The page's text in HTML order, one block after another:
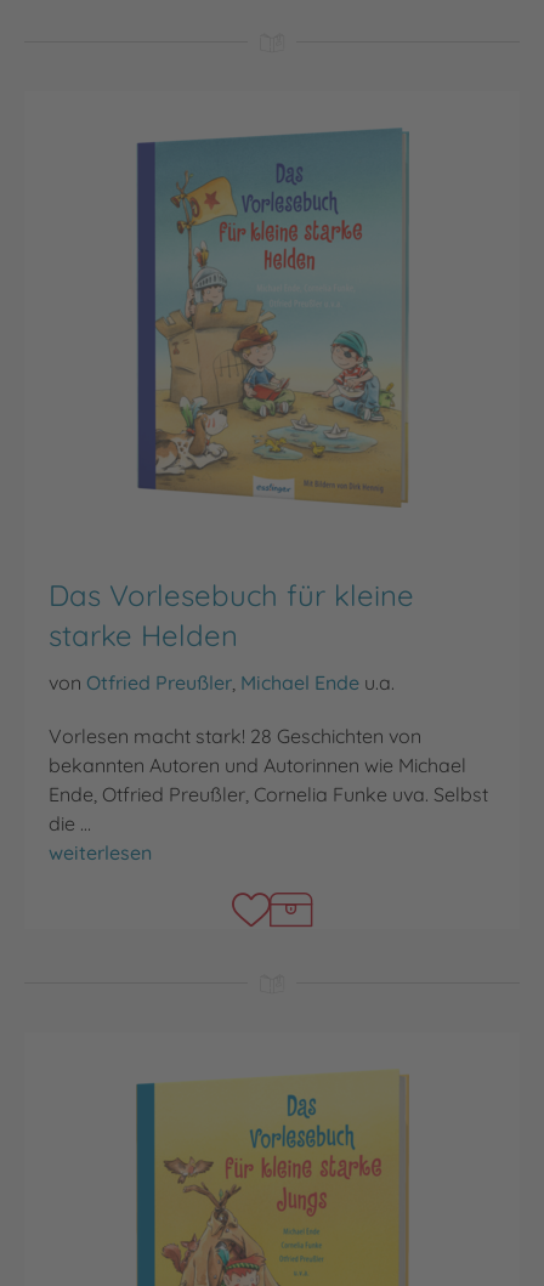
Das Vorlesebuch für kleine
starke Helden
von Otfried Preußler Michael Ende u.a.
Vorlesen macht stark! 28 Geschichten von
bekannten Autoren und Autorinnen wie Michael
Ende, Otfried Preußler, Cornelia Funke uva. Selbst
die …
Das Vorlesebuch für kleine starke Helden
weiterlesen